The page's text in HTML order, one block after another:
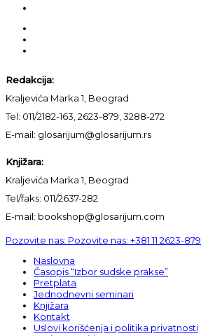
Redakcija:
Kraljevića Marka 1, Beograd
Tel: 011/2182-163, 2623-879, 3288-272
E-mail: glosarijum@glosarijum.rs
Knjižara:
Kraljevića Marka 1, Beograd
Tel/faks: 011/2637-282
E-mail: bookshop@glosarijum.com
Pozovite nas: Pozovite nas: +381 11 2623-879
Naslovna
Časopis “Izbor sudske prakse”
Pretplata
Jednodnevni seminari
Knjižara
Kontakt
Uslovi korišćenja i politika privatnosti